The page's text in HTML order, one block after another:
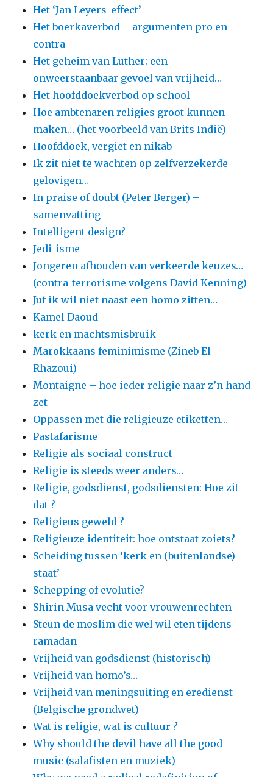
Het ‘Jan Leyers-effect’
Het boerkaverbod – argumenten pro en
contra
Het geheim van Luther: een
onweerstaanbaar gevoel van vrijheid…
Het hoofddoekverbod op school
Hoe ambtenaren religies groot kunnen
maken… (het voorbeeld van Brits Indië)
Hoofddoek, vergiet en nikab
Ik zit niet te wachten op zelfverzekerde
gelovigen…
In praise of doubt (Peter Berger) –
samenvatting
Intelligent design?
Jedi-isme
Jongeren afhouden van verkeerde keuzes…
(contra-terrorisme volgens David Kenning)
Juf ik wil niet naast een homo zitten…
Kamel Daoud
kerk en machtsmisbruik
Marokkaans feminimisme (Zineb El
Rhazoui)
Montaigne – hoe ieder religie naar z’n hand
zet
Oppassen met die religieuze etiketten…
Pastafarisme
Religie als sociaal construct
Religie is steeds weer anders…
Religie, godsdienst, godsdiensten: Hoe zit
dat ?
Religieus geweld ?
Religieuze identiteit: hoe ontstaat zoiets?
Scheiding tussen ‘kerk en (buitenlandse)
staat’
Schepping of evolutie?
Shirin Musa vecht voor vrouwenrechten
Steun de moslim die wel wil eten tijdens
ramadan
Vrijheid van godsdienst (historisch)
Vrijheid van homo’s…
Vrijheid van meningsuiting en eredienst
(Belgische grondwet)
Wat is religie, wat is cultuur ?
Why should the devil have all the good
music (salafisten en muziek)